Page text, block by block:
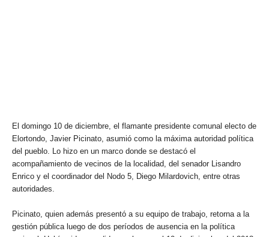
El domingo 10 de diciembre, el flamante presidente comunal electo de
Elortondo, Javier Picinato, asumió como la máxima autoridad política
del pueblo. Lo hizo en un marco donde se destacó el
acompañamiento de vecinos de la localidad, del senador Lisandro
Enrico y el coordinador del Nodo 5, Diego Milardovich, entre otras
autoridades.
Picinato, quien además presentó a su equipo de trabajo, retorna a la
gestión pública luego de dos períodos de ausencia en la política